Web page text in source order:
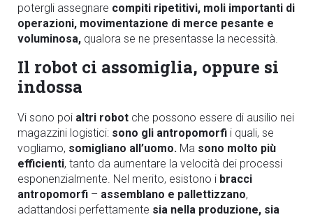
potergli assegnare compiti ripetitivi, moli importanti di
operazioni, movimentazione di merce pesante e
voluminosa, qualora se ne presentasse la necessità.
Il robot ci assomiglia, oppure si
indossa
Vi sono poi altri robot che possono essere di ausilio nei
magazzini logistici: sono gli antropomorfi i quali, se
vogliamo, somigliano all’uomo. Ma sono molto più
efficienti, tanto da aumentare la velocità dei processi
esponenzialmente. Nel merito, esistono i bracci
antropomorfi – assemblano e pallettizzano,
adattandosi perfettamente sia nella produzione, sia